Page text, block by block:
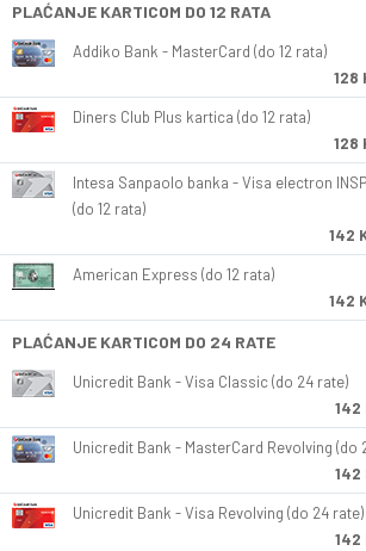
PLAĆANJE KARTICOM DO 12 RATA
Addiko Bank - MasterCard (do 12 rata)
128
Diners Club Plus kartica (do 12 rata)
128
Intesa Sanpaolo banka - Visa electron
(do 12 rata)
142
American Express (do 12 rata)
142
PLAĆANJE KARTICOM DO 24 RATE
Unicredit Bank - Visa Classic (do 24 rate)
142
Unicredit Bank - MasterCard Revolving (do
142
Unicredit Bank - Visa Revolving (do 24 rate)
142